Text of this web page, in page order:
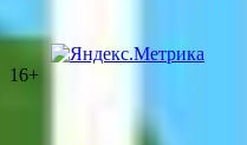
16+